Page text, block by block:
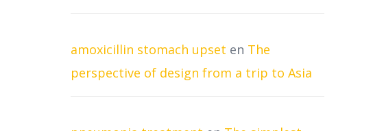
amoxicillin stomach upset en The
perspective of design from a trip to Asia